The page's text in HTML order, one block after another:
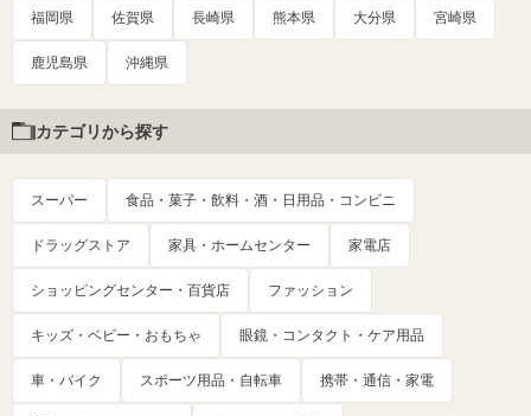
福岡県 佐賀県 長崎県 熊本県 大分県 宮崎県
鹿児島県 沖縄県
カテゴリから探す
スーパー 食品・菓子・飲料・酒・日用品・コンビニ
ドラッグストア 家具・ホームセンター 家電店
ショッピングセンター・百貨店 ファッション
キッズ・ベビー・おもちゃ 眼鏡・コンタクト・ケア用品
車・バイク スポーツ用品・自転車 携帯・通信・家電